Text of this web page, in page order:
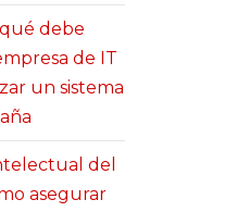
debe
de IT
un sistema
del
asegurar